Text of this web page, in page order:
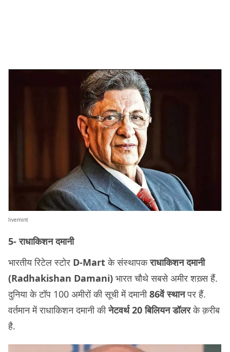
livemint
5- राधाकिशन दमानी
भारतीय रिटेल स्टोर D-Martके संस्थापकराधाकिशन दमानी
(Radhakishan Damani) भारत चौथे सबसे अमीर शख़्स हैं.
दुनिया के टॉप 100 अमीरों की सूची में दमानी86वें स्थानपर हैं.
वर्तमान में राधाकिशन दमानी कीनेटवर्थ 20 बिलियन डॉलरके क़रीब
है.